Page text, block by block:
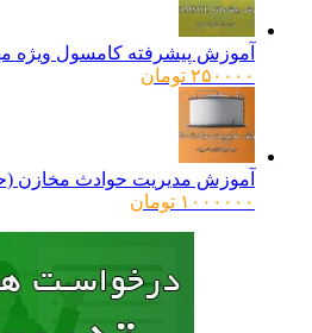
آموزش پیشرفته کامسول ویژه
۲۵۰۰۰۰ تومان
آموزش مدیریت حوادث مخازن
۱۰۰۰۰۰۰ تومان